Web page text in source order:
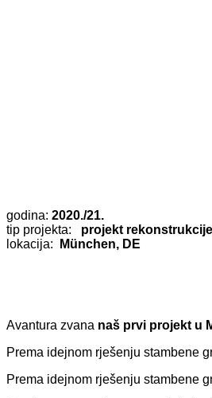
godina: 2020./21.
tip projekta:
projekt
lokacija:
München, DE
Avantura zvana naš prvi projekt u
Prema idejnom rješenju stambene
Prema idejnom rješenju stambene